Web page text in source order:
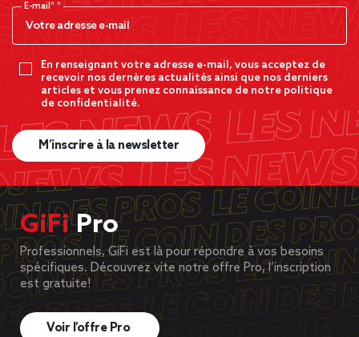
E-mail*
En renseignant votre adresse e-mail, vous acceptez de
recevoir nos dernères actualités ainsi que nos derniers
articles et vous prenez connaissance de notre politique
de confidentialité.
M’inscrire à la newsletter
GiFiPro
Professionnels, GiFi est là pour répondre à vos besoins
spécifiques. Découvrez vite notre offre Pro, l’inscription
est gratuite!
Voir l’offre Pro